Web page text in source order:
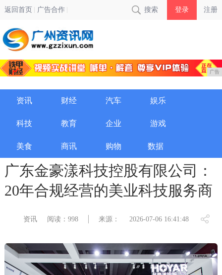
返回首页 广告合作 搜索 登录 注册
广告
资讯 财经 汽车 娱乐
科技 教育 企业 游戏
美食 商讯 购物 数据
广东金豪漾科技控股有限公司：
20年合规经营的美业科技服务商
资讯 阅读：998 来源： 2026-07-06 16:41:48